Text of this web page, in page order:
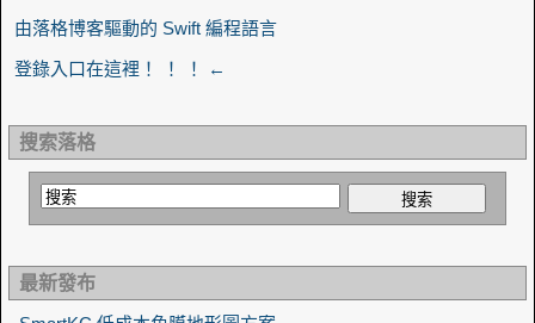
由落格博客驅動的 Swift 編程語言
登錄入口在這裡！ ！ ！ ←
搜索落格
最新發布